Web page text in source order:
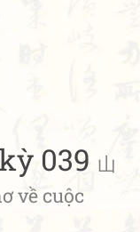
039 山
về cuộc